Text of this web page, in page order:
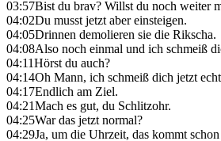
03:57Bist du brav? Willst du noch weiter
04:02Du musst jetzt aber einsteigen.
04:05Drinnen demolieren sie die Rikscha.
04:08Also noch einmal und ich schmeiß
04:11Hörst du auch?
04:14Oh Mann, ich schmeiß dich jetzt
04:17Endlich am Ziel.
04:21Mach es gut, du Schlitzohr.
04:25War das jetzt normal?
04:29Ja, um die Uhrzeit, das kommt